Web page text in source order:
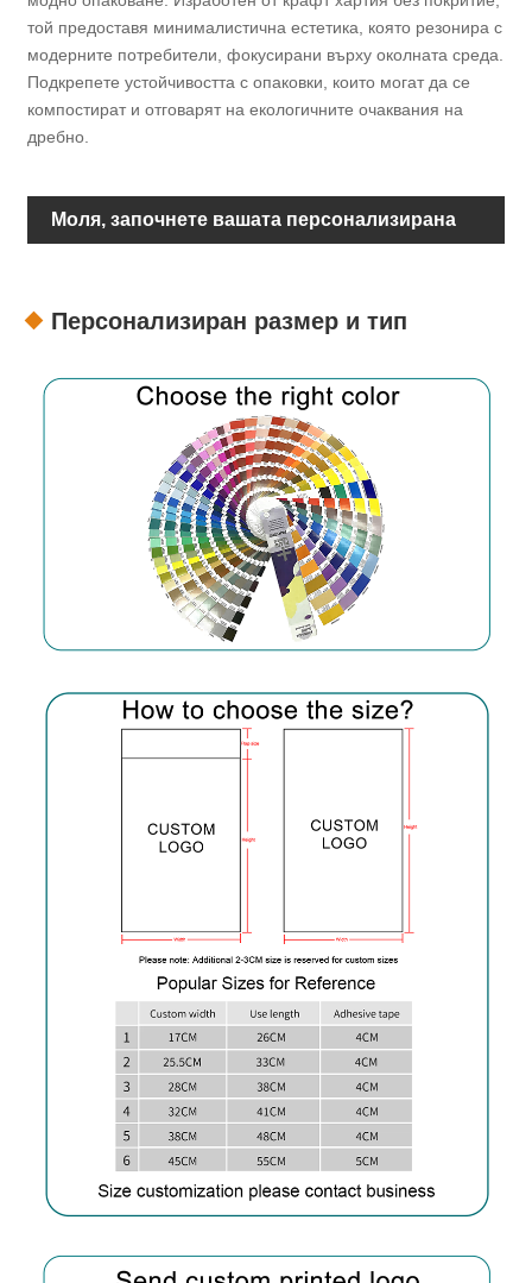
той предоставя минималистична естетика, която резонира с
модерните потребители, фокусирани върху околната среда.
Подкрепете устойчивостта с опаковки, които могат да се
компостират и отговарят на екологичните очаквания на
дребно.
Моля, започнете вашата персонализирана
Персонализиран размер и тип